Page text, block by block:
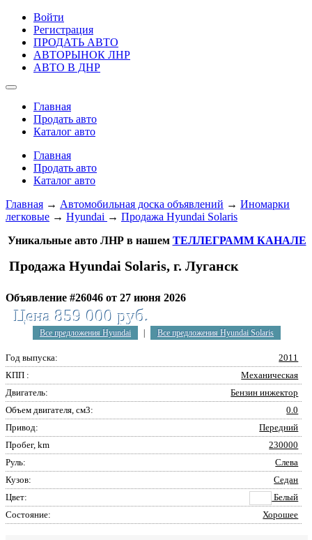
Войти
Регистрация
ПРОДАТЬ АВТО
АВТОРЫНОК ЛНР
АВТО В ДНР
Главная
Продать авто
Каталог авто
Главная
Продать авто
Каталог авто
Главная → Автомобильная доска объявлений → Иномарки
легковые → Hyundai → Продажа Hyundai Solaris
Уникальные авто ЛНР в нашем ТЕЛЛЕГРАММ КАНАЛЕ
Продажа Hyundai Solaris, г. Луганск
Объявление #26046 от 27 июня 2026
Цена 859 000 руб.
Все предложения Hyundai Все предложения Hyundai Solaris
Год выпуска:
2011
КПП :
Механическая
Двигатель:
Бензин инжектор
Объем двигателя, см3:
0.0
Привод:
Передний
Пробег, km
230000
Руль:
Слева
Кузов:
Седан
Цвет:
Белый
Состояние:
Хорошее